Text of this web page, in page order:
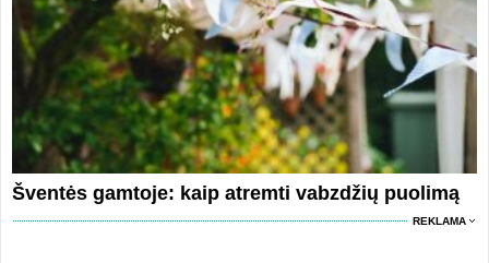
Šventės gamtoje: kaip atremti vabzdžių puolimą
REKLAMA